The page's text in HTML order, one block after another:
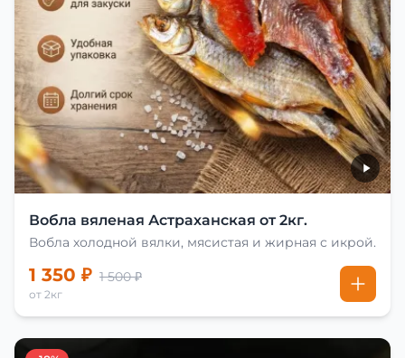
Вобла вяленая Астраханская от 2кг.
Вобла холодной вялки, мясистая и жирная с икрой.
1 350 ₽ 1 500 ₽
от 2кг